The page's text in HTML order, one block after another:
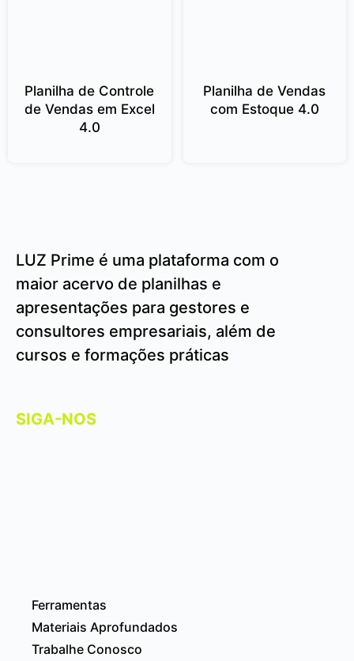
Planilha de Controle
de Vendas em Excel
4.0
Planilha de Vendas
com Estoque 4.0
LUZ Prime é uma plataforma com o
maior acervo de planilhas e
apresentações para gestores e
consultores empresariais, além de
cursos e formações práticas
SIGA-NOS
Ferramentas
Materiais Aprofundados
Trabalhe Conosco